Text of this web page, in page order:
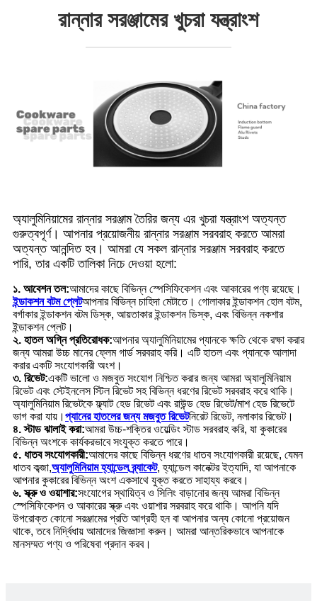
রান্নার সরঞ্জামের খুচরা যন্ত্রাংশ
অ্যালুমিনিয়ামের রান্নার সরঞ্জাম তৈরির জন্য এর খুচরা যন্ত্রাংশ অত্যন্ত
গুরুত্বপূর্ণ। আপনার প্রয়োজনীয় রান্নার সরঞ্জাম সরবরাহ করতে আমরা
অত্যন্ত আনন্দিত হব। আমরা যে সকল রান্নার সরঞ্জাম সরবরাহ করতে
পারি, তার একটি তালিকা নিচে দেওয়া হলো:
১. আবেশন তল:আমাদের কাছে বিভিন্ন স্পেসিফিকেশন এবং আকারের পণ্য রয়েছে।
ইন্ডাকশন বটম প্লেটআপনার বিভিন্ন চাহিদা মেটাতে। গোলাকার ইন্ডাকশন হোল বটম,
বর্গাকার ইন্ডাকশন বটম ডিস্ক, আয়তাকার ইন্ডাকশন ডিস্ক, এবং বিভিন্ন নকশার
ইন্ডাকশন প্লেট।
২. হাতল অগ্নি প্রতিরোধক:আপনার অ্যালুমিনিয়ামের প্যানকে ক্ষতি থেকে রক্ষা করার
জন্য আমরা উচ্চ মানের ফ্লেম গার্ড সরবরাহ করি। এটি হাতল এবং প্যানকে আলাদা
করার একটি সংযোগকারী অংশ।
৩. রিভেট:একটি ভালো ও মজবুত সংযোগ নিশ্চিত করার জন্য আমরা অ্যালুমিনিয়াম
রিভেট এবং স্টেইনলেস স্টিল রিভেট সহ বিভিন্ন ধরণের রিভেট সরবরাহ করে থাকি।
অ্যালুমিনিয়াম রিভেটকে ফ্ল্যাট হেড রিভেট এবং রাউন্ড হেড রিভেট/মাশ হেড রিভেটে
ভাগ করা যায়। প্যানের হাতলের জন্য মজবুত রিভেটনিরেট রিভেট, নলাকার রিভেট।
৪. স্টাড ঝালাই করা:আমরা উচ্চ-শক্তির ওয়েল্ডিং স্টাড সরবরাহ করি, যা কুকারের
বিভিন্ন অংশকে কার্যকরভাবে সংযুক্ত করতে পারে।
৫. ধাতব সংযোগকারী:আমাদের কাছে বিভিন্ন ধরণের ধাতব সংযোগকারী রয়েছে, যেমন
ধাতব কব্জা,অ্যালুমিনিয়াম হ্যান্ডেল ব্র্যাকেট, হ্যান্ডেল কানেক্টর ইত্যাদি, যা আপনাকে
আপনার কুকারের বিভিন্ন অংশ একসাথে যুক্ত করতে সাহায্য করবে।
৬. স্ক্রু ও ওয়াশার:সংযোগের স্থায়িত্ব ও সিলিং বাড়ানোর জন্য আমরা বিভিন্ন
স্পেসিফিকেশন ও আকারের স্ক্রু এবং ওয়াশার সরবরাহ করে থাকি। আপনি যদি
উপরোক্ত কোনো সরঞ্জামের প্রতি আগ্রহী হন বা আপনার অন্য কোনো প্রয়োজন
থাকে, তবে নির্দ্বিধায় আমাদের জিজ্ঞাসা করুন। আমরা আন্তরিকভাবে আপনাকে
মানসম্মত পণ্য ও পরিষেবা প্রদান করব।